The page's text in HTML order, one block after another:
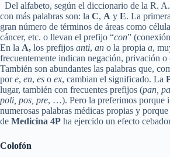
Del alfabeto, según el diccionario de la R.
con más palabras son: la C, A y E. La
gran número de términos de áreas como
cáncer, etc. o llevan el prefijo “con”
En la A, los prefijos anti, an o la propia a,
frecuentemente indican negación, privación o
También son abundantes las palabras que,
pore, en, es o ex, cambian el significado. La
lugar, también con frecuentes prefijos (pan,
poli, pos, pre, …). Pero la preferimos porque
numerosas palabras médicas propias y
de Medicina 4P ha ejercido un efecto
Colofón